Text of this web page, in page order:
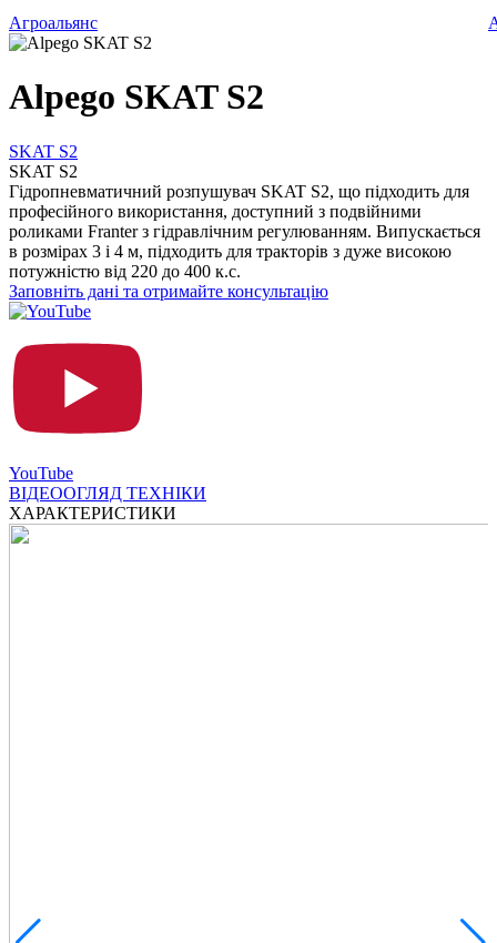
Агроальянс
Alpego SKAT S2
SKAT S2
SKAT S2
Гідропневматичний розпушувач SKAT S2, що підходить для
професійного використання, доступний з подвійними
роликами Franter з гідравлічним регулюванням. Випускається
в розмірах 3 і 4 м, підходить для тракторів з дуже високою
потужністю від 220 до 400 к.с.
Заповніть дані та отримайте консультацію
YouTube
ВІДЕООГЛЯД ТЕХНІКИ
ХАРАКТЕРИСТИКИ